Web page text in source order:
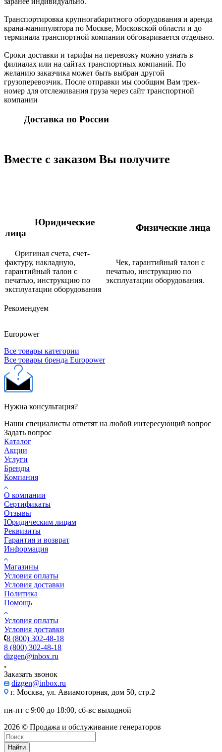
Транспортировка крупногабаритного оборудования и аренда
крана-манипулятора по Москве, Московской области и до
терминала транспортной компании обговаривается отдельно.
Сроки доставки и тарифы на перевозку можно узнать в
филиалах или на сайтах транспортных компаний. По
желанию заказчика может быть выбран другой
грузоперевозчик. После отправки мы сообщим Вам трек-
номер для отслеживания груза через сайт транспортной
компании
Доставка по России
Вместе с заказом Вы получите
Юридические
лица
Физические лица
Оригинал счета, счет-
фактуру, накладную,
гарантийный талон с
печатью, инструкцию по
эксплуатации оборудования
Чек, гарантийный талон с
печатью, инструкцию по
эксплуатации оборудования.
Рекомендуем
Europower
Все товары категории
Все товары бренда Europower
Нужна консультация?
Наши специалисты ответят на любой интересующий вопрос
Задать вопрос
Каталог
Акции
Услуги
Бренды
Компания
О компании
Сертификаты
Отзывы
Юридическим лицам
Реквизиты
Гарантия и возврат
Информация
Магазины
Условия оплаты
Условия доставки
Политика
Помощь
Условия оплаты
Условия доставки
8 (800) 302-48-18
8 (800) 302-48-18
dizgen@inbox.ru
Заказать звонок
dizgen@inbox.ru
г. Москва, ул. Авиамоторная, дом 50, стр.2
пн-пт с 9:00 до 18:00, сб-вс выходной
2026 © Продажа и обслуживание генераторов
Найти